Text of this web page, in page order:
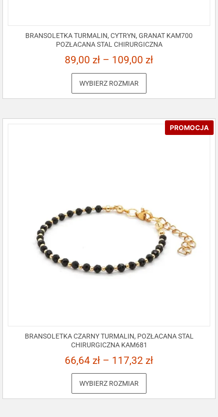
BRANSOLETKA TURMALIN, CYTRYN, GRANAT KAM700
POZŁACANA STAL CHIRURGICZNA
89,00 zł – 109,00 zł
WYBIERZ ROZMIAR
PROMOCJA
BRANSOLETKA CZARNY TURMALIN, POZŁACANA STAL
CHIRURGICZNA KAM681
66,64 zł – 117,32 zł
WYBIERZ ROZMIAR